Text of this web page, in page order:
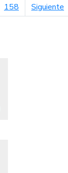
158 Siguiente